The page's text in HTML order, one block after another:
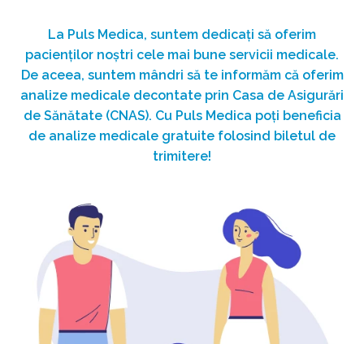
La Puls Medica, suntem dedicați să oferim
pacienților noștri cele mai bune servicii medicale.
De aceea, suntem mândri să te informăm că oferim
analize medicale decontate prin Casa de Asigurări
de Sănătate (CNAS). Cu Puls Medica poți beneficia
de analize medicale gratuite folosind biletul de
trimitere!